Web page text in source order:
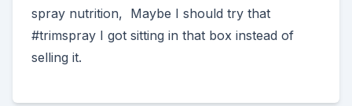
spray nutrition, Maybe I should try that
#trimspray I got sitting in that box instead of
selling it.